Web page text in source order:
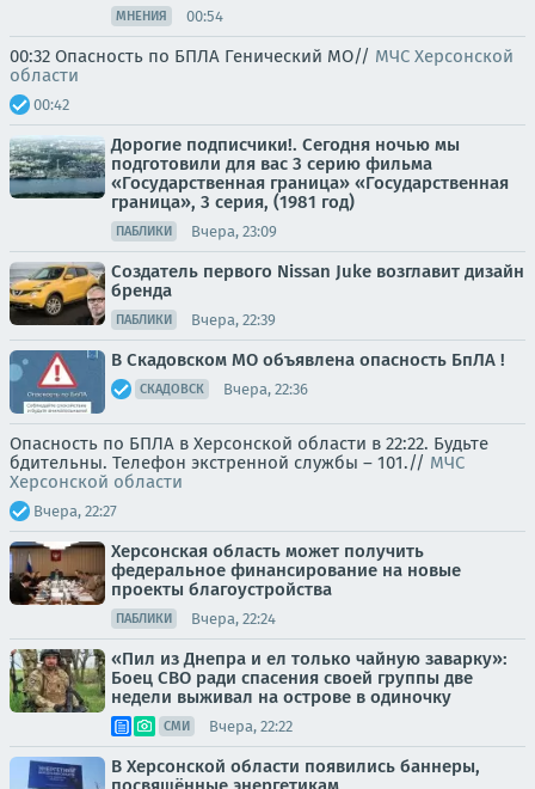
МНЕНИЯ 00:54
00:32 Опасность по БПЛА Генический МО// МЧС Херсонской
области
00:42
Дорогие подписчики!. Сегодня ночью мы
подготовили для вас 3 серию фильма
«Государственная граница» «Государственная
граница», 3 серия, (1981 год)
ПАБЛИКИ Вчера, 23:09
Создатель первого Nissan Juke возглавит дизайн
бренда
ПАБЛИКИ Вчера, 22:39
В Скадовском МО объявлена опасность БпЛА !
СКАДОВСК Вчера, 22:36
Опасность по БПЛА в Херсонской области в 22:22. Будьте
бдительны. Телефон экстренной службы – 101.// МЧС
Херсонской области
Вчера, 22:27
Херсонская область может получить
федеральное финансирование на новые
проекты благоустройства
ПАБЛИКИ Вчера, 22:24
«Пил из Днепра и ел только чайную заварку»:
Боец СВО ради спасения своей группы две
недели выживал на острове в одиночку
СМИ Вчера, 22:22
В Херсонской области появились баннеры,